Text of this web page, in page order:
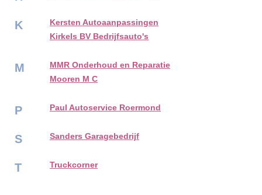
K
Kersten Autoaanpassingen
Kirkels BV Bedrijfsauto's
M
MMR Onderhoud en Reparatie
Mooren M C
P Paul Autoservice Roermond
S Sanders Garagebedrijf
T Truckcorner